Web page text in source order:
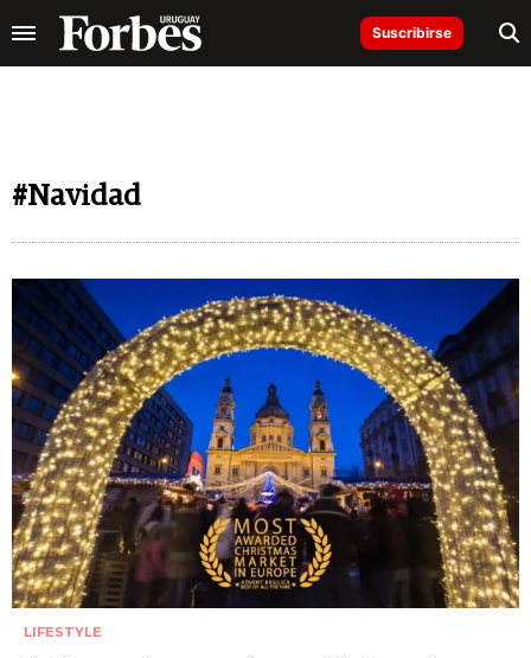
Suscribirse
#Navidad
LIFESTYLE